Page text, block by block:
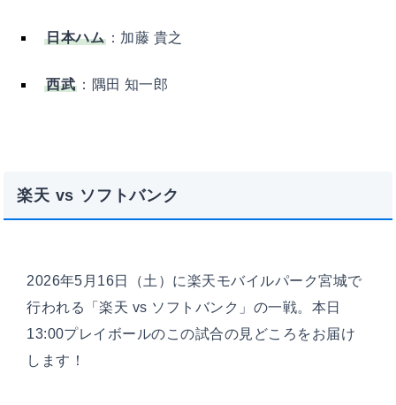
日本ハム：加藤 貴之
西武 ：隅田 知一郎
楽天 vs ソフトバンク
2026年5月16日（土）に楽天モバイルパーク宮城で
行われる「楽天 vs ソフトバンク」の一戦。本日
13:00プレイボールのこの試合の見どころをお届け
します！